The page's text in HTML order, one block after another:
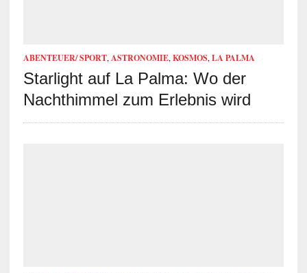
ABENTEUER/ SPORT, ASTRONOMIE, KOSMOS, LA PALMA
Starlight auf La Palma: Wo der
Nachthimmel zum Erlebnis wird